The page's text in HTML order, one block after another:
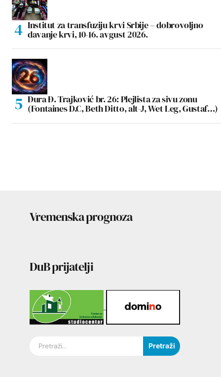
Institut za transfuziju krvi Srbije – dobrovoljno
davanje krvi, 10-16. avgust 2026.
Đura Đ. Trajković br. 26: Plejlista za sivu zonu
(Fontaines D.C, Beth Ditto, alt-J, Wet Leg, Gustaf…)
Vremenska prognoza
DuB prijatelji
Pretraži